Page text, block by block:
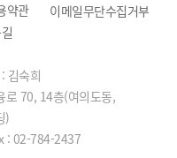
약관
이메일무단수집거부
김숙희
로 70, 14층(여의도동,
)
: 02-784-2437